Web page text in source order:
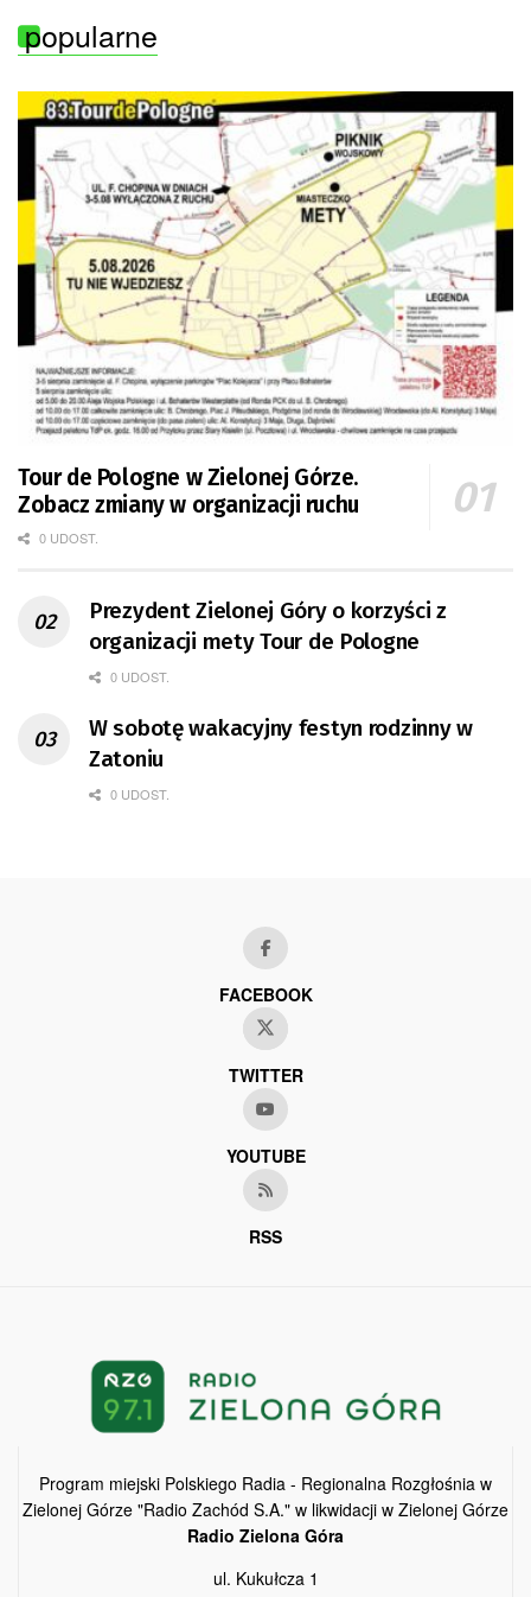
popularne
Tour de Pologne w Zielonej Górze.
Zobacz zmiany w organizacji ruchu
0 UDOST.
Prezydent Zielonej Góry o korzyści z
organizacji mety Tour de Pologne
0 UDOST.
W sobotę wakacyjny festyn rodzinny w
Zatoniu
0 UDOST.
FACEBOOK
TWITTER
YOUTUBE
RSS
Program miejski Polskiego Radia - Regionalna Rozgłośnia w
Zielonej Górze "Radio Zachód S.A." w likwidacji w Zielonej Górze
Radio Zielona Góra
ul. Kukułcza 1